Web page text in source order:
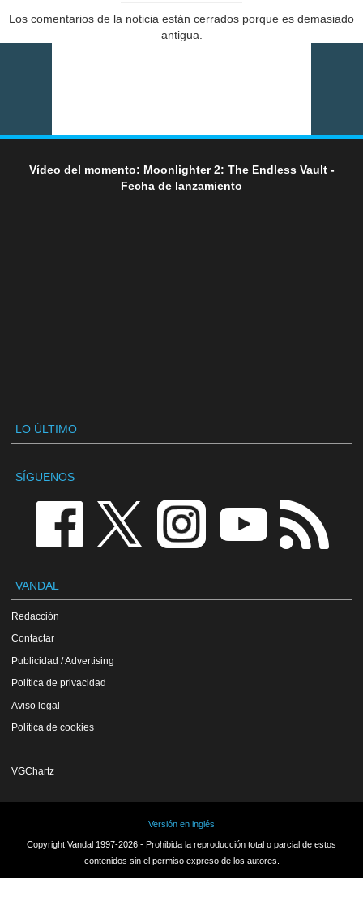
Los comentarios de la noticia están cerrados porque es demasiado
antigua.
Vídeo del momento: Moonlighter 2: The Endless Vault -
Fecha de lanzamiento
LO ÚLTIMO
SÍGUENOS
VANDAL
Redacción
Contactar
Publicidad / Advertising
Política de privacidad
Aviso legal
Política de cookies
VGChartz
Versión en inglés
Copyright Vandal 1997-2026 - Prohibida la reproducción total o parcial de estos
contenidos sin el permiso expreso de los autores.